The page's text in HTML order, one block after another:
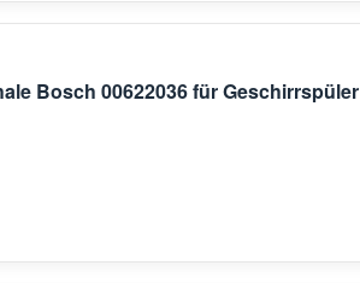
Bosch 00622036 für Geschirrspüler